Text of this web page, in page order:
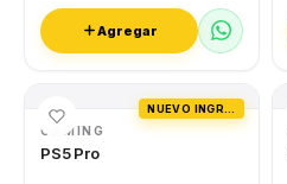
Agregar
GAMING
PS5 Pro